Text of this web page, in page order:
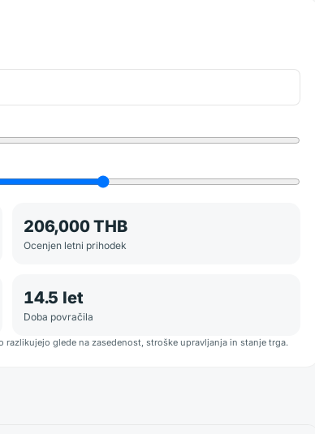
206,000 THB
Ocenjen letni prihodek
14.5 let
Doba povračila
glede na zasedenost, stroške upravljanja in stanje trga.